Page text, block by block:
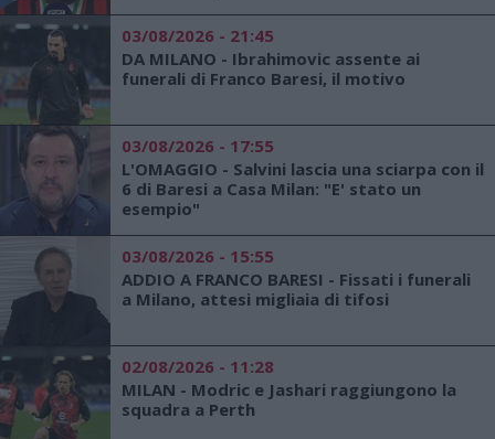
03/08/2026 - 21:45
DA MILANO - Ibrahimovic assente ai
funerali di Franco Baresi, il motivo
03/08/2026 - 17:55
L'OMAGGIO - Salvini lascia una sciarpa con il
6 di Baresi a Casa Milan: "E' stato un
esempio"
03/08/2026 - 15:55
ADDIO A FRANCO BARESI - Fissati i funerali
a Milano, attesi migliaia di tifosi
02/08/2026 - 11:28
MILAN - Modric e Jashari raggiungono la
squadra a Perth